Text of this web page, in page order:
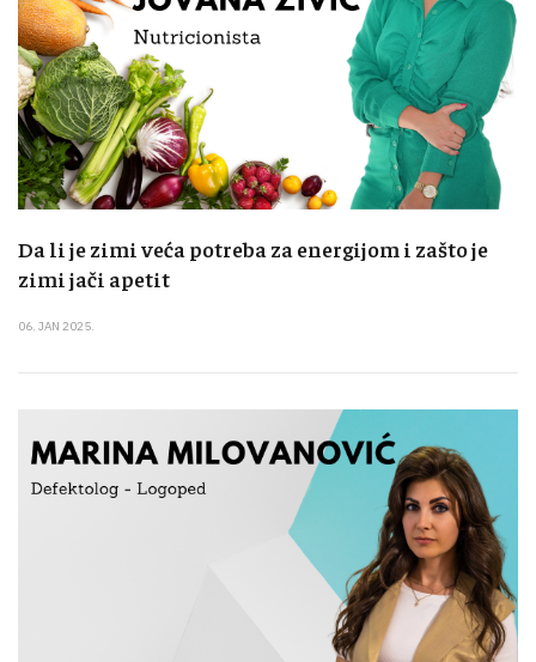
Da li je zimi veća potreba za energijom i zašto je
zimi jači apetit
06. JAN 2025.